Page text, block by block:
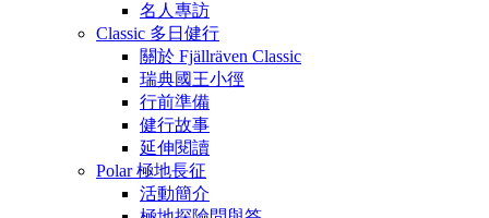
名人專訪
Classic 多日健行
關於 Fjällräven Classic
瑞典國王小徑
行前準備
健行故事
延伸閱讀
Polar 極地長征
活動簡介